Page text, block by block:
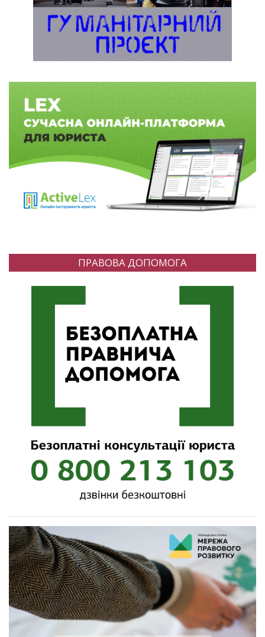
ПРАВОВА ДОПОМОГА